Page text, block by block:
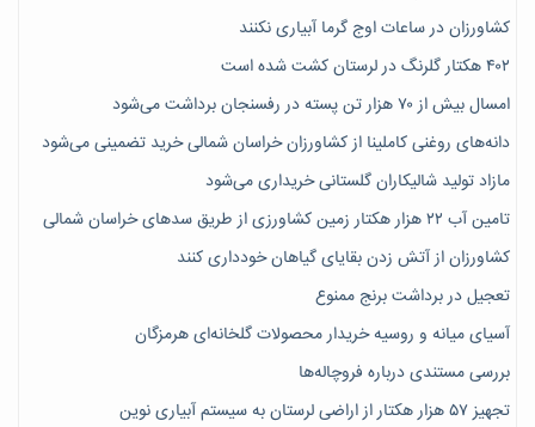
کشاورزان در ساعات اوج گرما آبیاری نکنند
۴۰۲ هکتار گلرنگ در لرستان کشت شده است
امسال بیش از ۷۰ هزار تن پسته در رفسنجان برداشت می‌شود
دانه‌های روغنی کاملینا از کشاورزان خراسان شمالی خرید تضمینی می‌شود
مازاد تولید شالیکاران گلستانی خریداری می‌شود
تامین آب ۲۲ هزار هکتار زمین کشاورزی از طریق سدهای خراسان شمالی
کشاورزان از آتش زدن بقایای گیاهان خودداری کنند
تعجیل در برداشت برنج ممنوع
آسیای میانه و روسیه خریدار محصولات گلخانه‌ای هرمزگان
بررسی مستندی درباره فروچاله‌ها
تجهیز ۵۷ هزار هکتار از اراضی لرستان به سیستم آبیاری نوین